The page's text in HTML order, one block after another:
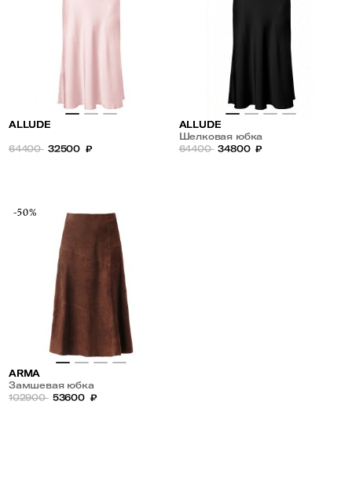
ALLUDE
64400 32500 ₽
ALLUDE
Шелковая юбка
64400 34800 ₽
-50%
ARMA
Замшевая юбка
102900 53600 ₽